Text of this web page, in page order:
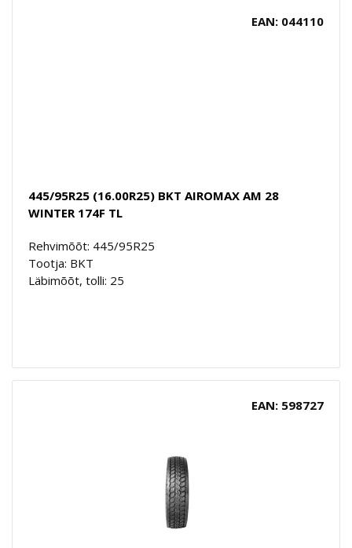
EAN: 044110
445/95R25 (16.00R25) BKT AIROMAX AM 28
WINTER 174F TL
Rehvimõõt: 445/95R25
Tootja: BKT
Läbimõõt, tolli: 25
EAN: 598727